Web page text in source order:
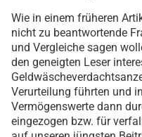
Wie in einem früheren
nicht zu beantwortende
und Vergleiche sagen
den geneigten Leser
Verurteilung führten und
Vermögenswerte dann
eingezogen bzw. für